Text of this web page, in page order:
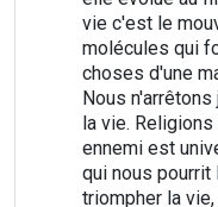
vie c'est le
molécules qui
choses d'une
Nous
la vie.
ennemi est
qui nous pourrit
triompher la